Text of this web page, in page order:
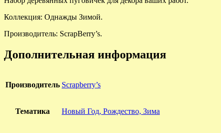
Коллекция: Однажды Зимой.
Производитель: ScrapBerry’s.
Дополнительная информация
Производитель Scrapberry’s
Тематика Новый Год, Рождество, Зима